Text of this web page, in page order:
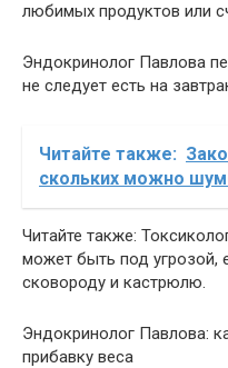
любимых продуктов или
Эндокринолог Павлова
не следует есть на
Читайте также:
скольких можно
Читайте также:
может быть под угрозой,
сковороду и кастрюлю.
Эндокринолог Павлова:
прибавку веса